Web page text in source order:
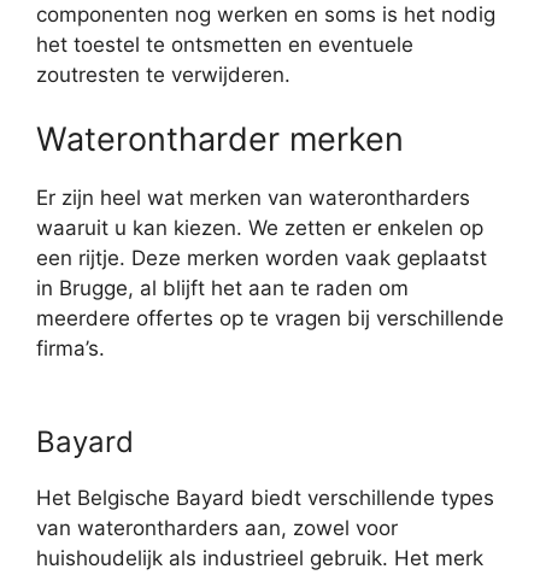
componenten nog werken en soms is het nodig
het toestel te ontsmetten en eventuele
zoutresten te verwijderen.
Waterontharder merken
Er zijn heel wat merken van waterontharders
waaruit u kan kiezen. We zetten er enkelen op
een rijtje. Deze merken worden vaak geplaatst
in Brugge, al blijft het aan te raden om
meerdere offertes op te vragen bij verschillende
firma’s.
Bayard
Het Belgische Bayard biedt verschillende types
van waterontharders aan, zowel voor
huishoudelijk als industrieel gebruik. Het merk